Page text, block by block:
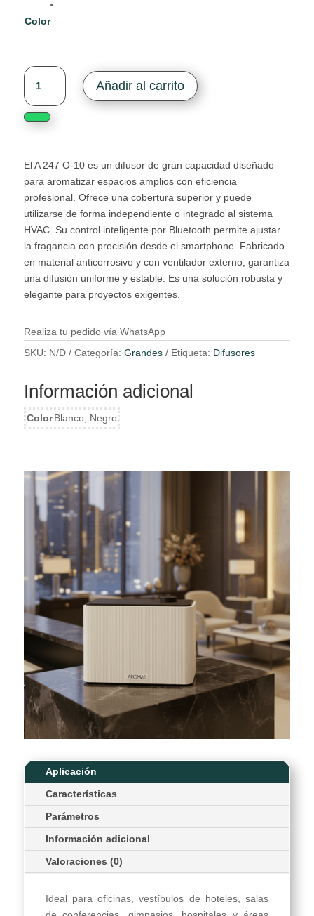
Color
A247
10
cantidad
Añadir al carrito
El A 247 O-10 es un difusor de gran capacidad diseñado
para aromatizar espacios amplios con eficiencia
profesional. Ofrece una cobertura superior y puede
utilizarse de forma independiente o integrado al sistema
HVAC. Su control inteligente por Bluetooth permite ajustar
la fragancia con precisión desde el smartphone. Fabricado
en material anticorrosivo y con ventilador externo, garantiza
una difusión uniforme y estable. Es una solución robusta y
elegante para proyectos exigentes.
Realiza tu pedido vía WhatsApp
SKU: N/D Categoría: Grandes Etiqueta: Difusores
Información adicional
Color Blanco, Negro
Aplicación
Características
Parámetros
Información adicional
Valoraciones (0)
Ideal para oficinas, vestíbulos de hoteles, salas